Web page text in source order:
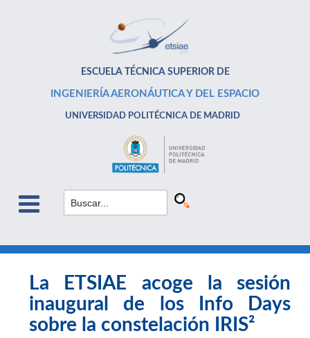
ESCUELA TÉCNICA SUPERIOR DE
INGENIERÍA AERONÁUTICA Y DEL ESPACIO
UNIVERSIDAD POLITÉCNICA DE MADRID
La ETSIAE acoge la sesión
inaugural de los Info Days
sobre la constelación IRIS²